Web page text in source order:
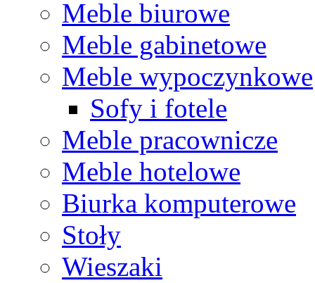
Meble biurowe
Meble gabinetowe
Meble wypoczynkowe
Sofy i fotele
Meble pracownicze
Meble hotelowe
Biurka komputerowe
Stoły
Wieszaki